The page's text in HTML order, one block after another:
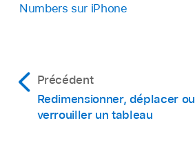
Numbers sur iPhone
Précédent
Redimensionner, déplacer ou
verrouiller un tableau